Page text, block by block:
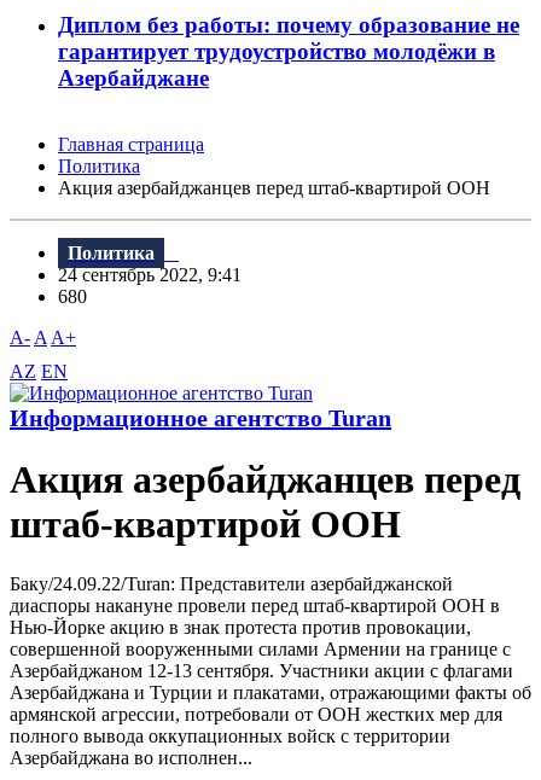
Диплом без работы: почему образование не
гарантирует трудоустройство молодёжи в
Азербайджане
Главная страница
Политика
Акция азербайджанцев перед штаб-квартирой ООН
Политика
24 сентябрь 2022, 9:41
680
A- A A+
AZ EN
Информационное агентство Turan
Акция азербайджанцев перед
штаб-квартирой ООН
Баку/24.09.22/Turan: Представители азербайджанской
диаспоры накануне провели перед штаб-квартирой ООН в
Нью-Йорке акцию в знак протеста против провокации,
совершенной вооруженными силами Армении на границе с
Азербайджаном 12-13 сентября. Участники акции с флагами
Азербайджана и Турции и плакатами, отражающими факты об
армянской агрессии, потребовали от ООН жестких мер для
полного вывода оккупационных войск с территории
Азербайджана во исполнен...